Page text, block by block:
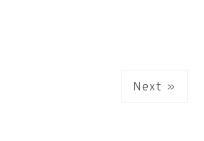
Next »